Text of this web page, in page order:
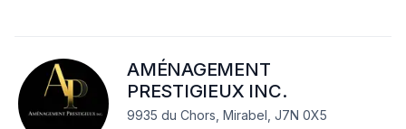
AMÉNAGEMENT
PRESTIGIEUX INC.
9935 du Chors, Mirabel, J7N 0X5